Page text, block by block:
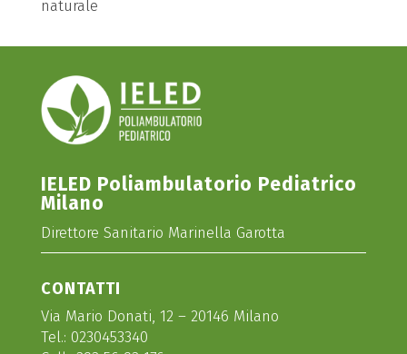
naturale
IELED Poliambulatorio Pediatrico
Milano
Direttore Sanitario Marinella Garotta
CONTATTI
Via Mario Donati, 12 – 20146 Milano
Tel.: 0230453340